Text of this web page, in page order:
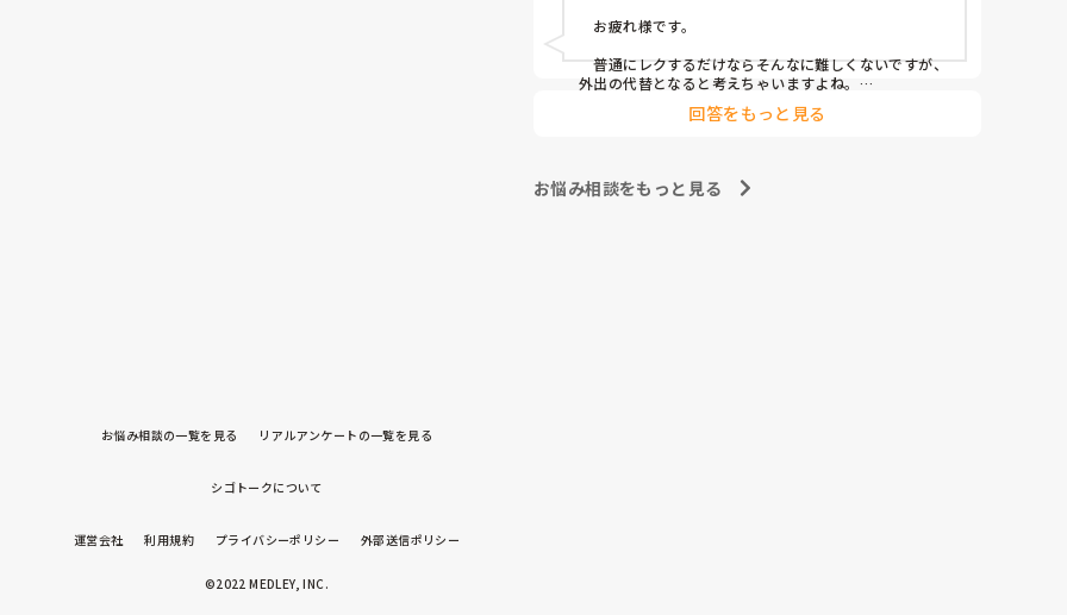
お疲れ様です。
普通にレクするだけならそんなに難しくないですが、
外出の代替となると考えちゃいますよね。
外出気分を味わっていただくために、納涼会みたいな
ことをやったりしてます。いつも出さない炭酸飲料をお
たいなので旅行気分なんてのも在宅で外出できない方に
提供されて評判いい、なんて話も聞きました。予算があ
回答をもっと見る
お悩み相談をもっと見る
お悩み相談の一覧を見る リアルアンケートの一覧を見る
シゴトークについて
運営会社 利用規約 プライバシーポリシー 外部送信ポリシー
©2022 MEDLEY, INC.